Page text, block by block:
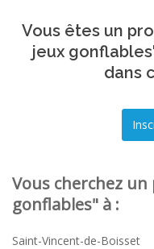
Vous êtes un
jeux
dans
Vous cherchez
gonflables" à :
Saint-Vincent-de-Boisset